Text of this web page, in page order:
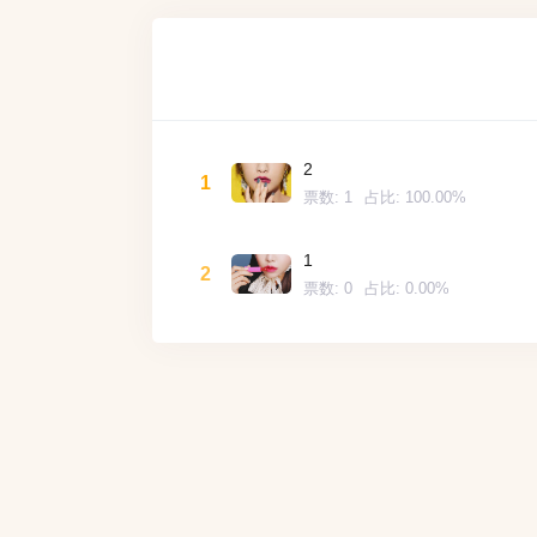
1
2
票数: 1 占比: 100.00%
2
1
票数: 0 占比: 0.00%